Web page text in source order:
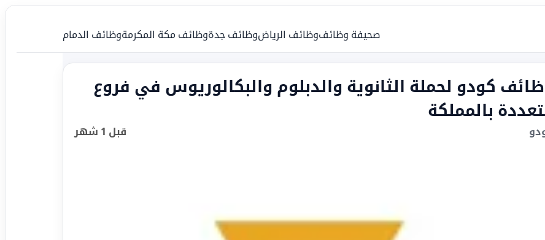
صحيفة وظائفوظائف الرياضوظائف جدةوظائف مكة المكرمةوظائف الدمام
كودو لحملة الثانوية والدبلوم والبكالوريوس في فروع
بالمملكة
قبل 1 شهر